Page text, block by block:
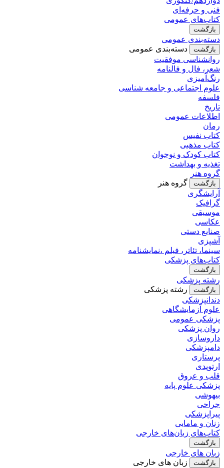
فنی و حرفه‌ای
کتاب‌های عمومی
بازگشت
دسته‌بندی عمومی
بازگشت
دسته‌بندی عمومی
روانشناسی موفقیت
شعر، فال و فالنامه
رنگ‌آمیزی
علوم اجتماعی و جامعه شناسی
فلسفه
تاریخ
اطلاعات عمومی
رمان
کتاب نفیس
کتاب مذهبی
کتاب کودک و نوجوان
تغذیه و بهداشت
گروه هنر
بازگشت
گروه هنر
آرایشگری
گرافیک
موسیقی
عکاسی
صنایع دستی
آشپزی
سینما، تئاتر، فیلم ،نمایشنامه
کتاب‌های پزشکی
بازگشت
رشته پزشکی
بازگشت
رشته پزشکی
دندانپزشکی
علوم آزمایشگاهی
پزشکی عمومی
روان پزشکی
داروسازی
دامپزشکی
پرستاری
ارتوپدی
قلب و عروق
پزشکی علوم پایه
بیهوشی
جراحی
پیراپزشکی
زنان و مامایی
کتاب‌های زبان‌های خارجی
بازگشت
زبان های خارجی
بازگشت
زبان های خارجی